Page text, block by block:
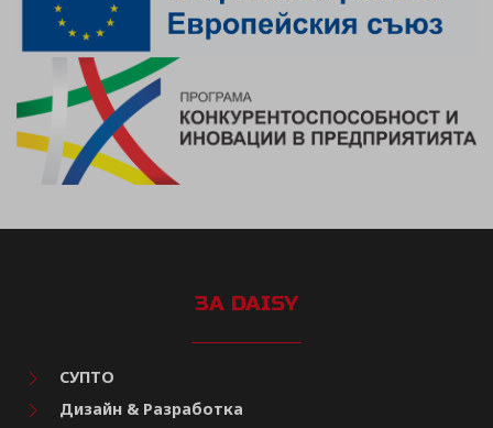
ЗА DAISY
СУПТО
Дизайн & Разработка